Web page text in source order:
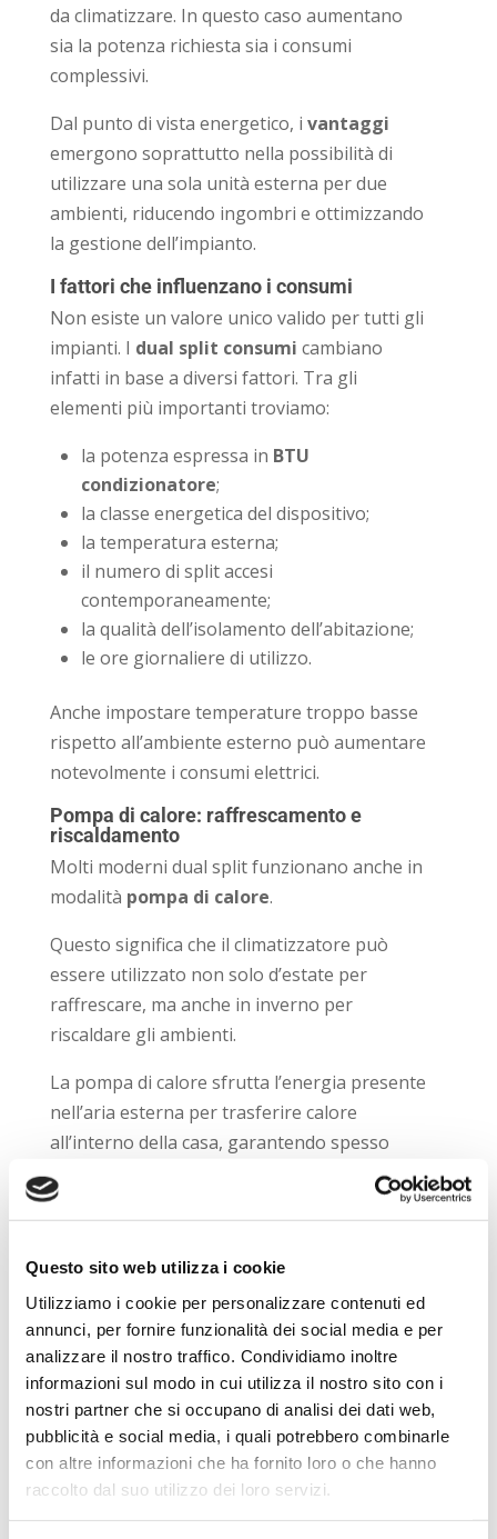
Questo sito web utilizza i cookie
Utilizziamo i cookie per personalizzare contenuti ed
annunci, per fornire funzionalità dei social media e per
analizzare il nostro traffico. Condividiamo inoltre
informazioni sul modo in cui utilizza il nostro sito con i
nostri partner che si occupano di analisi dei dati web,
pubblicità e social media, i quali potrebbero combinarle
con altre informazioni che ha fornito loro o che hanno
raccolto dal suo utilizzo dei loro servizi.
da climatizzare. In questo caso aumentano
sia la potenza richiesta sia i consumi
complessivi.
Dal punto di vista energetico, i vantaggi
emergono soprattutto nella possibilità di
utilizzare una sola unità esterna per due
ambienti, riducendo ingombri e ottimizzando
la gestione dell’impianto.
I fattori che influenzano i consumi
Non esiste un valore unico valido per tutti gli
impianti. I dual split consumi cambiano
infatti in base a diversi fattori. Tra gli
elementi più importanti troviamo:
la potenza espressa in BTU
condizionatore;
la classe energetica del dispositivo;
la temperatura esterna;
il numero di split accesi
contemporaneamente;
la qualità dell’isolamento dell’abitazione;
le ore giornaliere di utilizzo.
Anche impostare temperature troppo basse
rispetto all’ambiente esterno può aumentare
notevolmente i consumi elettrici.
Pompa di calore: raffrescamento e
riscaldamento
Molti moderni dual split funzionano anche in
modalità pompa di calore.
Questo significa che il climatizzatore può
essere utilizzato non solo d’estate per
raffrescare, ma anche in inverno per
riscaldare gli ambienti.
La pompa di calore sfrutta l’energia presente
nell’aria esterna per trasferire calore
all’interno della casa, garantendo spesso
consumi inferiori rispetto ai sistemi
tradizionali elettrici.
dimensionato, questa tecnologia può
contribuire ulteriormente alrisparmio
energetico.
Quanto costa un impianto dual split?
Oltre ai consumi, molte persone valutano
anche il costo di un condizionatore dual
split.
In media, per un impianto di buona qualità